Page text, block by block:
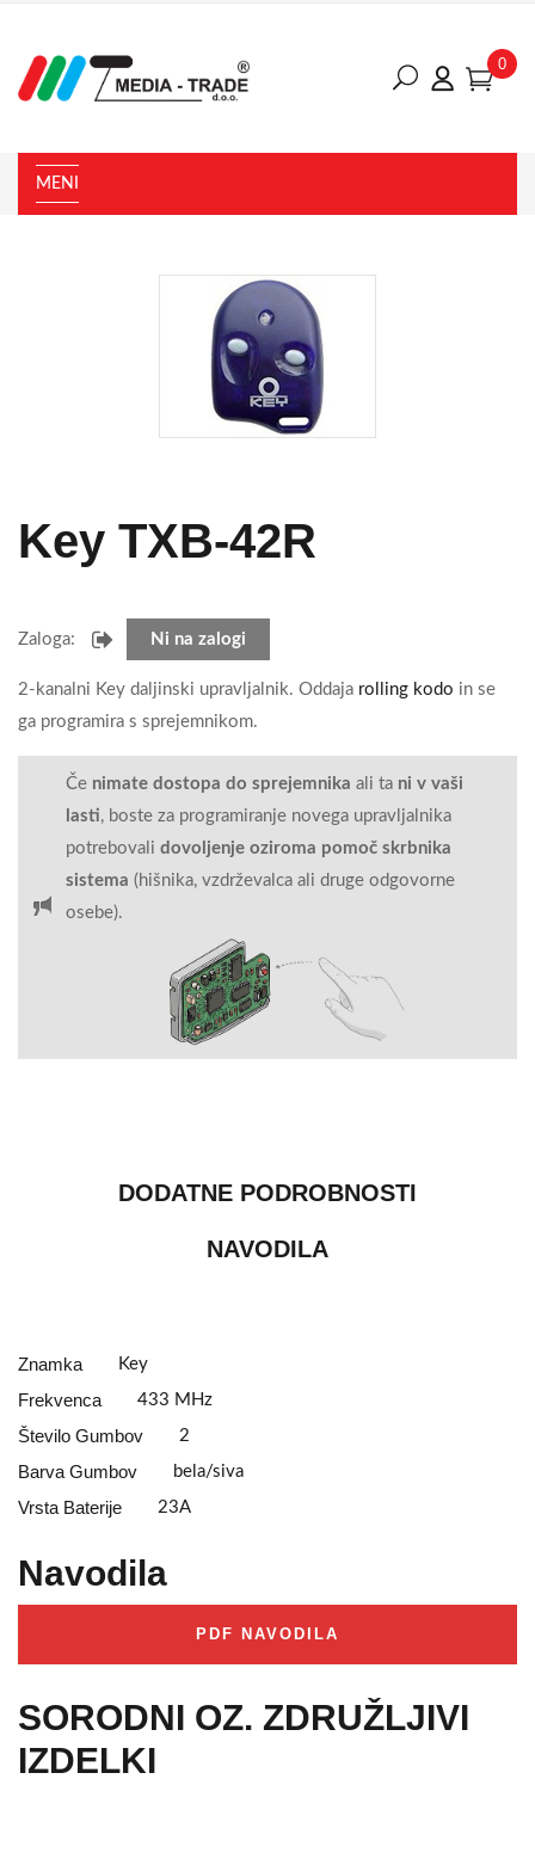
0
MENI
Key TXB-42R
Zaloga: Ni na zalogi
2-kanalni Key daljinski upravljalnik. Oddaja rolling kodo in se
ga programira s sprejemnikom.
Če nimate dostopa do sprejemnika ali ta ni v vaši
lasti, boste za programiranje novega upravljalnika
potrebovali dovoljenje oziroma pomoč skrbnika
sistema (hišnika, vzdrževalca ali druge odgovorne
osebe).
DODATNE PODROBNOSTI
NAVODILA
Znamka Key
Frekvenca 433 MHz
Število Gumbov 2
Barva Gumbov bela/siva
Vrsta Baterije 23A
Navodila
PDF NAVODILA
SORODNI OZ. ZDRUŽLJIVI
IZDELKI